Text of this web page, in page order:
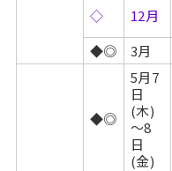
◇ 12月
◆◎
3月
◆◎
5月7
日
(木)
～8
日
(金)